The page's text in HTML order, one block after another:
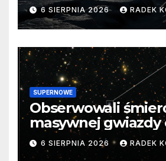
barierę
6 SIERPNIA 2026 RADEK
SUPERNOWE
Obserwowali
masywnej gwiazdy
samego początku.
cenne dane
6 SIERPNIA 2026 RADEK